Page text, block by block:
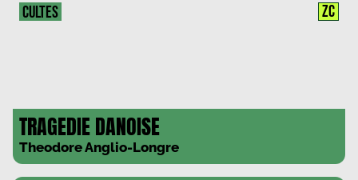
TRAGEDIE DANOISE
Theodore Anglio-Longre
CULTES ZC